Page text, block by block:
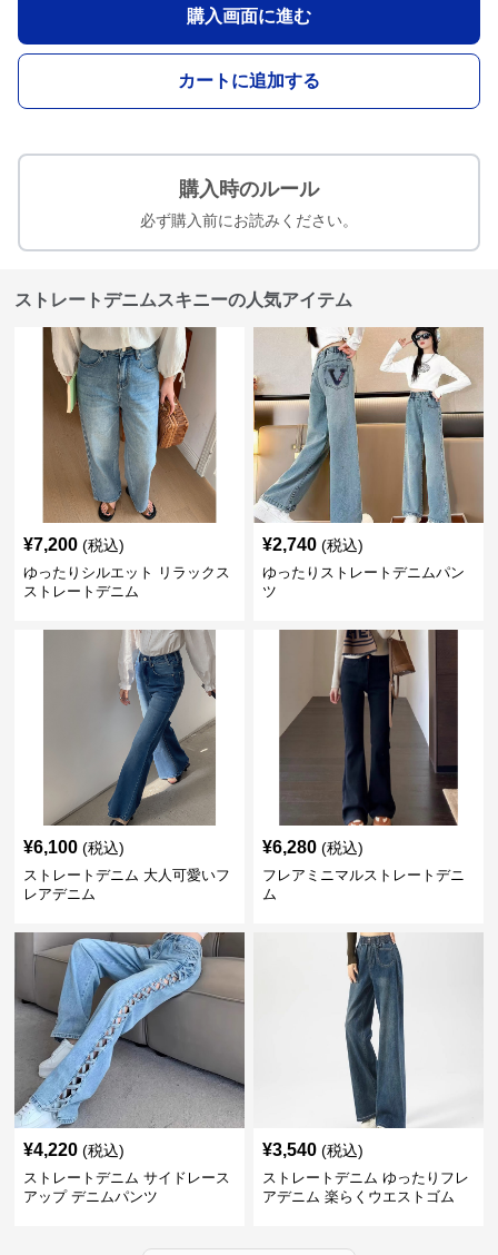
購入画面に進む
カートに追加する
購入時のルール
必ず購入前にお読みください。
ストレートデニムスキニーの人気アイテム
¥7,200 (税込)
ゆったりシルエット リラックス
ストレートデニム
¥2,740 (税込)
ゆったりストレートデニムパン
ツ
¥6,100 (税込)
ストレートデニム 大人可愛いフ
レアデニム
¥6,280 (税込)
フレアミニマルストレートデニ
ム
¥4,220 (税込)
ストレートデニム サイドレース
アップ デニムパンツ
¥3,540 (税込)
ストレートデニム ゆったりフレ
アデニム 楽らくウエストゴム